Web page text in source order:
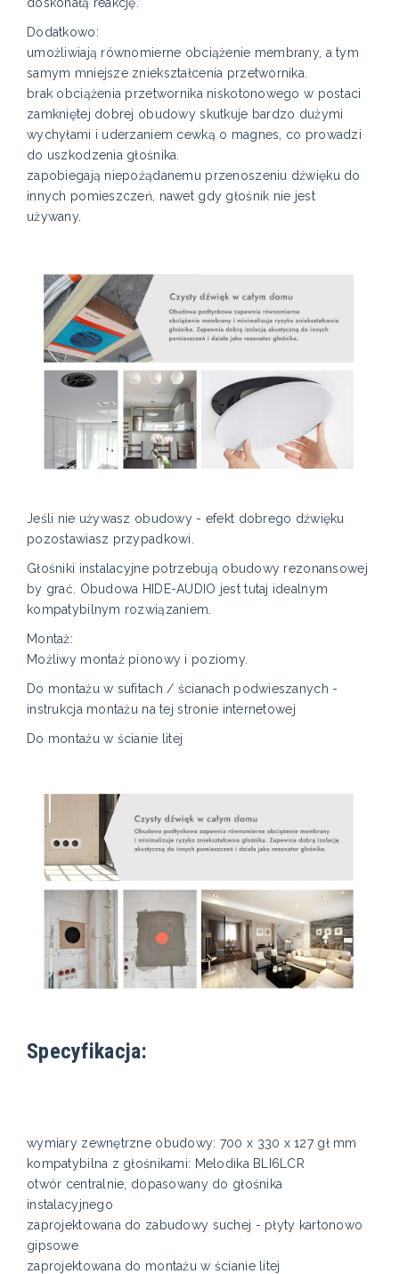
Dodatkowo:
umożliwiają równomierne obciążenie membrany, a tym
samym mniejsze zniekształcenia przetwornika.
brak obciążenia przetwornika niskotonowego w postaci
zamkniętej dobrej obudowy skutkuje bardzo dużymi
wychyłami i uderzaniem cewką o magnes, co prowadzi
do uszkodzenia głośnika.
zapobiegają niepożądanemu przenoszeniu dźwięku do
innych pomieszczeń, nawet gdy głośnik nie jest
używany.
Jeśli nie używasz obudowy - efekt dobrego dźwięku
pozostawiasz przypadkowi.
Głośniki instalacyjne potrzebują obudowy rezonansowej
by grać. Obudowa HIDE-AUDIO jest tutaj idealnym
kompatybilnym rozwiązaniem.
Montaż:
Możliwy montaż pionowy i poziomy.
Do montażu w sufitach / ścianach podwieszanych -
instrukcja montażu na tej stronie internetowej
Do montażu w ścianie litej
Specyfikacja:
wymiary zewnętrzne obudowy: 700 x 330 x 127 gł mm
kompatybilna z głośnikami: Melodika BLI6LCR
otwór centralnie, dopasowany do głośnika
instalacyjnego
zaprojektowana do zabudowy suchej - płyty kartonowo
gipsowe
zaprojektowana do montażu w ścianie litej